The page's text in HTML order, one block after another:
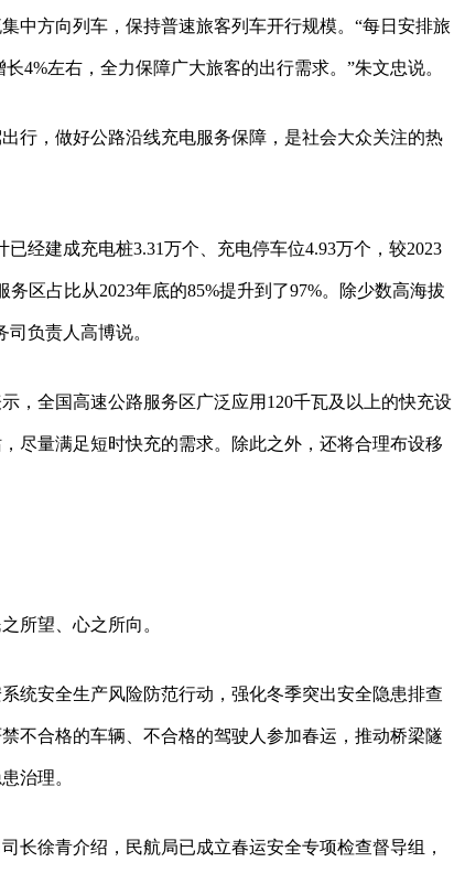
中方向列车，保持普速旅客列车开行规模。“每日安排旅
4%左右，全力保障广大旅客的出行需求。”朱文忠说。
行，做好公路沿线充电服务保障，是社会大众关注的热
经建成充电桩3.31万个、充电停车位4.93万个，较2023
区占比从2023年底的85%提升到了97%。除少数高海拔
负责人高博说。
，全国高速公路服务区广泛应用120千瓦及以上的快充设
尽量满足短时快充的需求。除此之外，还将合理布设移
所望、心之所向。
统安全生产风险防范行动，强化冬季突出安全隐患排查
不合格的车辆、不合格的驾驶人参加春运，推动桥梁隧
治理。
长徐青介绍，民航局已成立春运安全专项检查督导组，